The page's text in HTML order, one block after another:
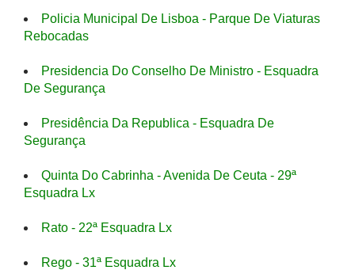
Policia Municipal De Lisboa - Parque De Viaturas
Rebocadas
Presidencia Do Conselho De Ministro - Esquadra
De Segurança
Presidência Da Republica - Esquadra De
Segurança
Quinta Do Cabrinha - Avenida De Ceuta - 29ª
Esquadra Lx
Rato - 22ª Esquadra Lx
Rego - 31ª Esquadra Lx